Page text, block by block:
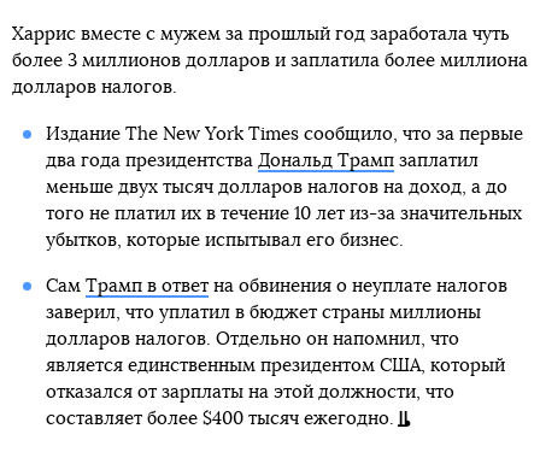
Харрис вместе с мужем за прошлый год заработала чуть
более 3 миллионов долларов и заплатила более миллиона
долларов налогов.
Издание The New York Times сообщило, что за первые
два года президентства Дональд Трампзаплатил
меньше двух тысяч долларов налогов на доход, а до
того не платил их в течение 10 лет из-за значительных
убытков, которые испытывал его бизнес.
Сам Трамп в ответна обвинения о неуплате налогов
заверил, что уплатил в бюджет страны миллионы
долларов налогов. Отдельно он напомнил, что
является единственным президентом США, который
отказался от зарплаты на этой должности, что
составляет более $400 тысяч ежегодно.